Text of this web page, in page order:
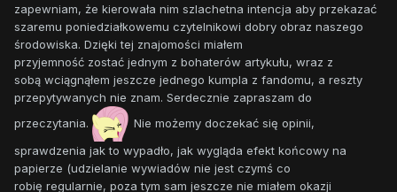
zapewniam, że kierowała nim szlachetna intencja aby przekazać
szaremu poniedziałkowemu czytelnikowi dobry obraz naszego
środowiska. Dzięki tej znajomości miałem
przyjemność zostać jednym z bohaterów artykułu, wraz z
sobą wciągnąłem jeszcze jednego kumpla z fandomu, a reszty
przepytywanych nie znam. Serdecznie zapraszam do
przeczytania.
Nie możemy doczekać się opinii,
sprawdzenia jak to wypadło, jak wygląda efekt końcowy na
papierze (udzielanie wywiadów nie jest czymś co
robię regularnie, poza tym sam jeszcze nie miałem okazji